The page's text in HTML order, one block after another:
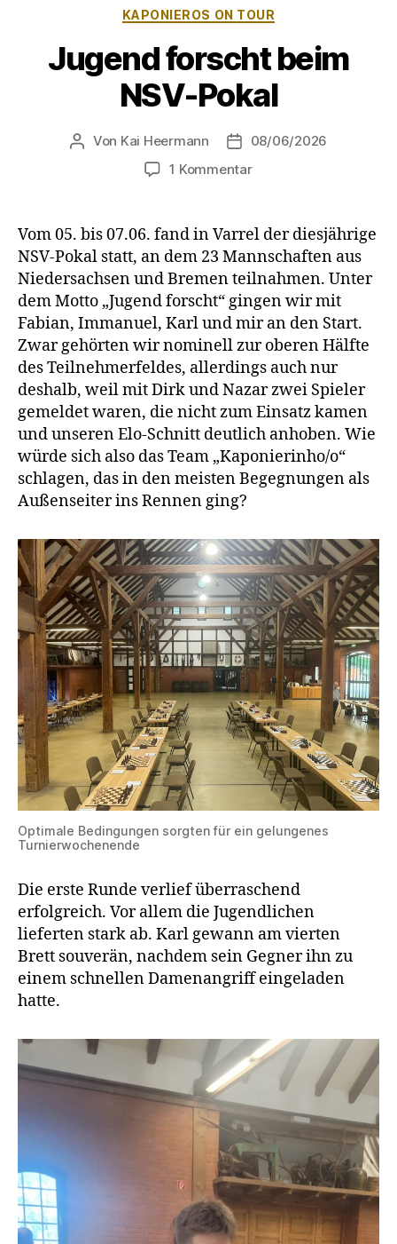
Kategorien
KAPONIEROS ON TOUR
Jugend forscht beim
NSV-Pokal
Beitragsautor
Von Kai Heermann Beitragsdatum
08/06/2026
1 Kommentarzu
beim
NSV-
Pokal
Vom 05. bis 07.06. fand in Varrel der diesjährige
NSV-Pokal statt, an dem 23 Mannschaften aus
Niedersachsen und Bremen teilnahmen. Unter
dem Motto „Jugend forscht“ gingen wir mit
Fabian, Immanuel, Karl und mir an den Start.
Zwar gehörten wir nominell zur oberen Hälfte
des Teilnehmerfeldes, allerdings auch nur
deshalb, weil mit Dirk und Nazar zwei Spieler
gemeldet waren, die nicht zum Einsatz kamen
und unseren Elo-Schnitt deutlich anhoben. Wie
würde sich also das Team „Kaponierinho/o“
schlagen, das in den meisten Begegnungen als
Außenseiter ins Rennen ging?
Optimale Bedingungen sorgten für ein gelungenes
Turnierwochenende
Die erste Runde verlief überraschend
erfolgreich. Vor allem die Jugendlichen
lieferten stark ab. Karl gewann am vierten
Brett souverän, nachdem sein Gegner ihn zu
einem schnellen Damenangriff eingeladen
hatte.